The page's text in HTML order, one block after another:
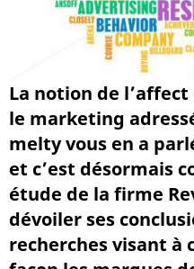
La notion de
le marketing
melty vous en a
et c’est désormais
étude de la firme
dévoiler ses
recherches visant à